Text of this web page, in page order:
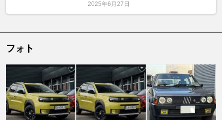
2025年6月27日
フォト